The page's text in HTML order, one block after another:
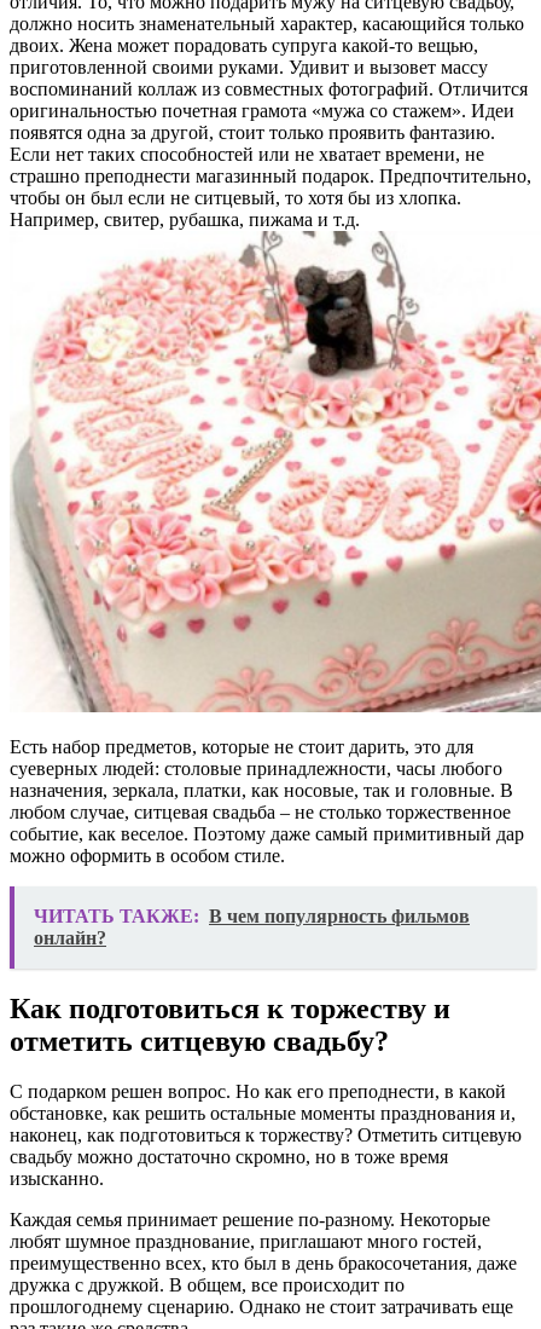
должно носить знаменательный характер, касающийся только
двоих. Жена может порадовать супруга какой-то вещью,
приготовленной своими руками. Удивит и вызовет массу
воспоминаний коллаж из совместных фотографий. Отличится
оригинальностью почетная грамота «мужа со стажем». Идеи
появятся одна за другой, стоит только проявить фантазию.
Если нет таких способностей или не хватает времени, не
страшно преподнести магазинный подарок. Предпочтительно,
чтобы он был если не ситцевый, то хотя бы из хлопка.
Например, свитер, рубашка, пижама и т.д.
Есть набор предметов, которые не стоит дарить, это для
суеверных людей: столовые принадлежности, часы любого
назначения, зеркала, платки, как носовые, так и головные. В
любом случае, ситцевая свадьба – не столько торжественное
событие, как веселое. Поэтому даже самый примитивный дар
можно оформить в особом стиле.
ЧИТАТЬ ТАКЖЕ: В чем популярность фильмов
онлайн?
Как подготовиться к торжеству и
отметить ситцевую свадьбу?
С подарком решен вопрос. Но как его преподнести, в какой
обстановке, как решить остальные моменты празднования и,
наконец, как подготовиться к торжеству? Отметить ситцевую
свадьбу можно достаточно скромно, но в тоже время
изысканно.
Каждая семья принимает решение по-разному. Некоторые
любят шумное празднование, приглашают много гостей,
преимущественно всех, кто был в день бракосочетания, даже
дружка с дружкой. В общем, все происходит по
прошлогоднему сценарию. Однако не стоит затрачивать еще